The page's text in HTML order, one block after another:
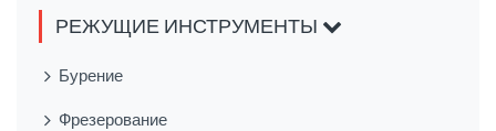
РЕЖУЩИЕ ИНСТРУМЕНТЫ
Бурение
Фрезерование